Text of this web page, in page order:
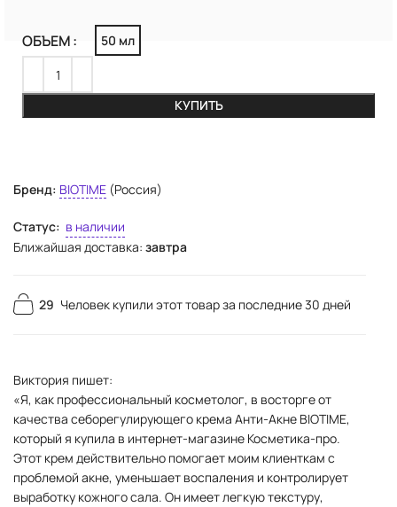
Бренд: BIOTIME (Россия)
Статус: в наличии
Ближайшая доставка: завтра
29 Человек купили этот товар за последние 30 дней
Виктория пишет:
«Я, как профессиональный косметолог, в восторге от
качества себорегулирующего крема Анти-Акне BIOTIME,
который я купила в интернет-магазине Косметика-про.
Этот крем действительно помогает моим клиенткам с
проблемой акне, уменьшает воспаления и контролирует
выработку кожного сала. Он имеет легкую текстуру,
ОБЪЕМ 50 мл
КУПИТЬ